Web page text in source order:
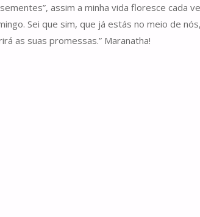
assim a minha vida floresce cada
Sei que sim, que já estás no meio de
as suas promessas.” Maranatha!